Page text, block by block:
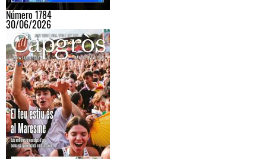
Número 1784
30/06/2026